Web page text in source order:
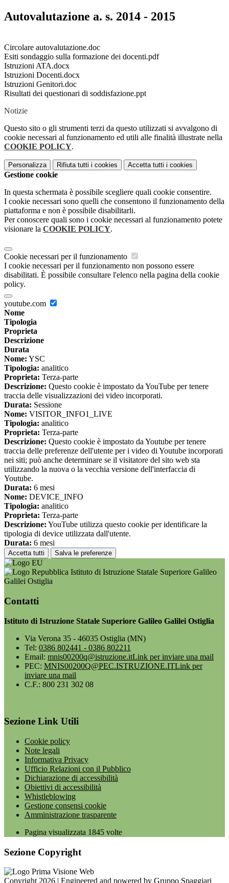
Autovalutazione a. s. 2014 - 2015
Circolare autovalutazione.doc
Esiti sondaggio sulla formazione dei docenti.pdf
Istruzioni ATA.docx
Istruzioni Docenti.docx
Istruzioni Genitori.doc
Risultati dei questionari di soddisfazione.ppt
Notizie
Questo sito o gli strumenti terzi da questo utilizzati si avvalgono di
cookie necessari al funzionamento ed utili alle finalità illustrate nella
COOKIE POLICY.
Personalizza Rifiuta tutti i cookies Accetta tutti i cookies
Gestione cookie
In questa schermata è possibile scegliere quali cookie consentire.
I cookie necessari sono quelli che consentono il funzionamento della
piattaforma e non è possibile disabilitarli.
Per conoscere quali sono i cookie necessari al funzionamento potete
visionare la COOKIE POLICY.
Cookie necessari per il funzionamento
I cookie necessari per il funzionamento non possono essere
disabilitati. È possibile consultare l'elenco nella pagina della cookie
policy.
youtube.com
Nome
Tipologia
Proprieta
Descrizione
Durata
Nome: YSC
Tipologia: analitico
Proprieta: Terza-parte
Descrizione: Questo cookie è impostato da YouTube per tenere
traccia delle visualizzazioni dei video incorporati.
Durata: Sessione
Nome: VISITOR_INFO1_LIVE
Tipologia: analitico
Proprieta: Terza-parte
Descrizione: Questo cookie è impostato da Youtube per tenere
traccia delle preferenze dell'utente per i video di Youtube incorporati
nei siti; può anche determinare se il visitatore del sito web sta
utilizzando la nuova o la vecchia versione dell'interfaccia di
Youtube.
Durata: 6 mesi
Nome: DEVICE_INFO
Tipologia: analitico
Proprieta: Terza-parte
Descrizione: YouTube utilizza questo cookie per identificare la
tipologia di device utilizzata dall'utente.
Durata: 6 mesi
Accetta tutti Salva le preferenze
Istituto di Istruzione Statale Superiore Galileo
Galilei Ostiglia
Contatti
Istituto di Istruzione Statale Superiore Galileo Galilei Ostiglia
Via Verona 35 - 46035 Ostiglia (MN)
Tel: 0386 802441 - 0386 802211
Email: mnis00200q@istruzione.itLink per inviare una mail
PEC: MNIS00200Q@PEC.ISTRUZIONE.ITLink per
inviare una mail
C.F.: 800 231 302 08
Sezione Link Utili
Cookie policy
Note legali
Informativa Privacy
Ufficio Relazioni con il Pubblico
Dichiarazione di accessibilità
Obiettivi di accessibilità
Whistleblowing
Gestione consensi cookie
Amministrazione trasparente
Pagina visualizzata 1845 volte
Sezione Copyright
Copyright 2026 | Engineered and powered by Gruppo Spaggiari